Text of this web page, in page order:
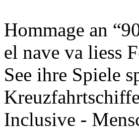
Hommage an
el nave va liess
See ihre Spiele
Inclusive -